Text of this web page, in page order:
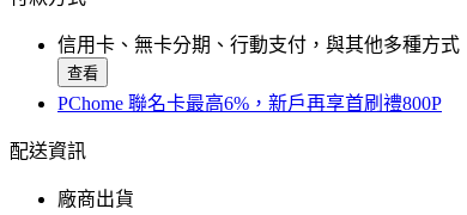
信用卡、無卡分期、行動支付，與其他多種方式
查看
PChome 聯名卡最高6%，新戶再享首刷禮800P
配送資訊
廠商出貨